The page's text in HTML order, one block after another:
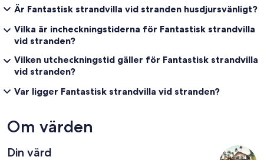
Är Fantastisk strandvilla vid stranden husdjursvänligt?
Vilka är incheckningstiderna för Fantastisk strandvilla
vid stranden?
Vilken utcheckningstid gäller för Fantastisk strandvilla
vid stranden?
Var ligger Fantastisk strandvilla vid stranden?
Om värden
Din värd